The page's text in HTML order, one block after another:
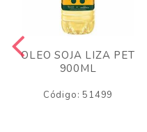
OLEO SOJA LIZA PET
900ML
Código: 51499